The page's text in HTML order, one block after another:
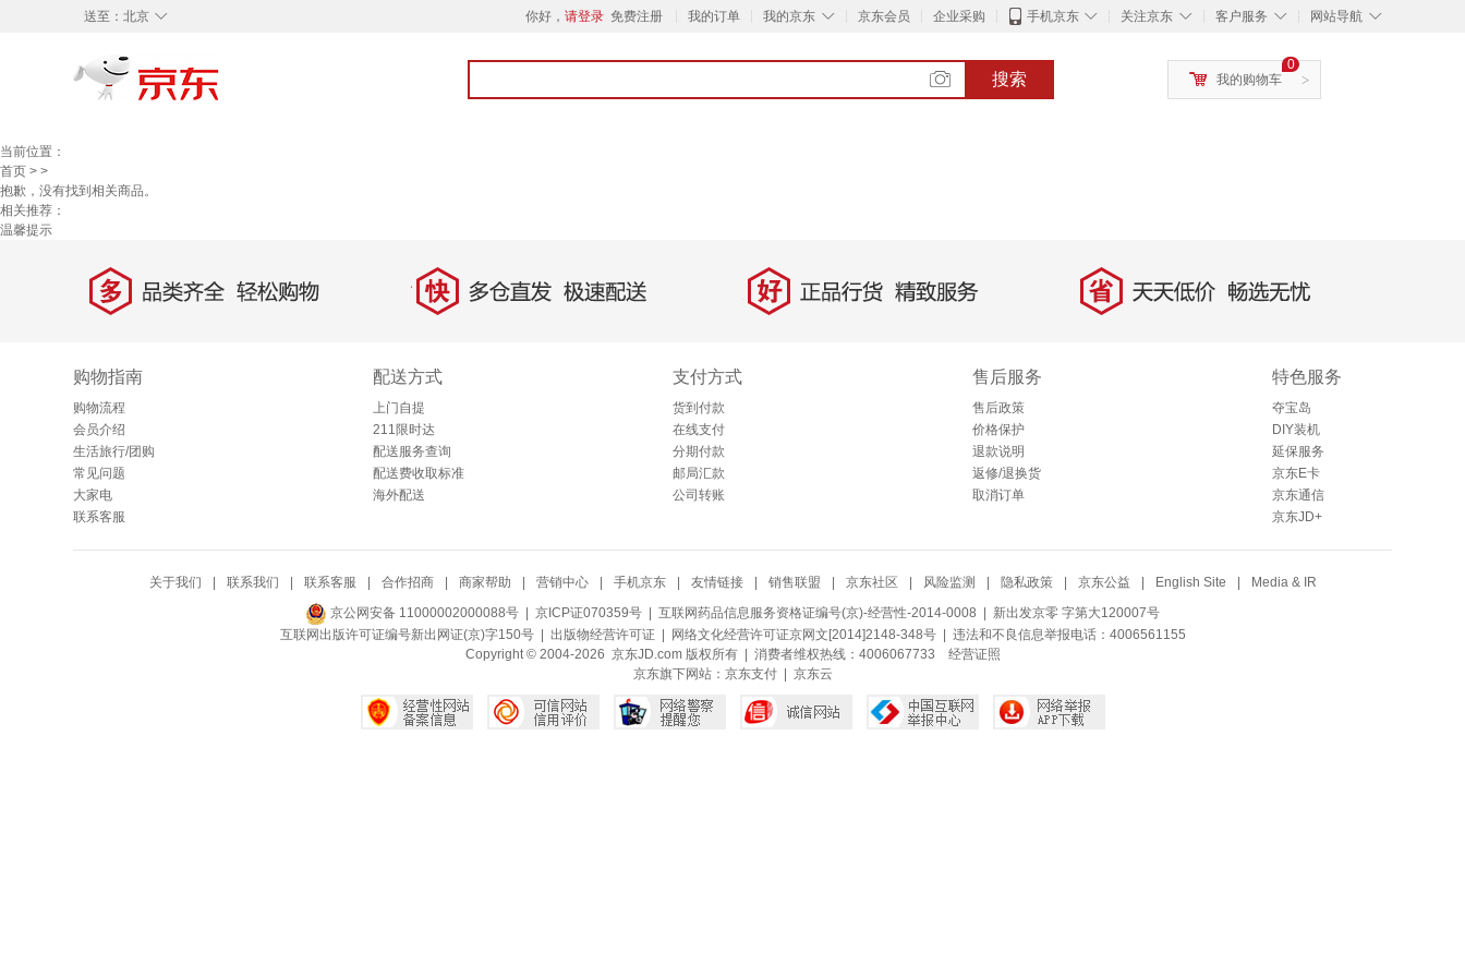
◇
送至： 北京 你好， 请登录 免费注册 我的订单 ◇
我的京东 京东会员 企业采购 ◇
手机京东 ◇
关注京东 ◇
客户服务 ◇
网站导航
搜索 >
0
我的购物车
当前位置：
首页 > >
抱歉，没有找到相关商品。
相关推荐：
温馨提示
多 品类齐全，轻松购物 快 多仓直发，极速配送 好 正品行货，精致服务 省 天天低价，畅选无忧
购物指南
购物流程
会员介绍
生活旅行/团购
常见问题
大家电
联系客服
配送方式
上门自提
211限时达
配送服务查询
配送费收取标准
海外配送
支付方式
货到付款
在线支付
分期付款
邮局汇款
公司转账
售后服务
售后政策
价格保护
退款说明
返修/退换货
取消订单
特色服务
夺宝岛
DIY装机
延保服务
京东E卡
京东通信
京东JD+
关于我们 联系我们 联系客服 合作招商 商家帮助 营销中心 手机京东 友情链接 销售联盟 京东社区 风险监测 隐私政策 京东公益 English Site Media & IR
京公网安备 11000002000088号 | 京ICP证070359号 | 互联网药品信息服务资格证编号(京)-经营性-2014-0008 | 新出发京零 字第大120007号
互联网出版许可证编号新出网证(京)字150号 | 出版物经营许可证| 网络文化经营许可证京网文[2014]2148-348号| 违法和不良信息举报电话：4006561155
Copyright © 2004-2026 京东JD.com 版权所有 | 消费者维权热线：4006067733 经营证照
京东旗下网站： 京东支付| 京东云